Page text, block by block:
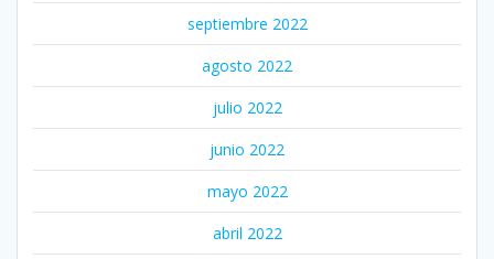
septiembre 2022
agosto 2022
julio 2022
junio 2022
mayo 2022
abril 2022